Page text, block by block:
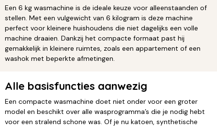
Een 6 kg wasmachine is de ideale keuze voor alleenstaanden of
stellen. Met een vulgewicht van 6 kilogram is deze machine
perfect voor kleinere huishoudens die niet dagelijks een volle
machine draaien. Dankzij het compacte formaat past hij
gemakkelijk in kleinere ruimtes, zoals een appartement of een
washok met beperkte afmetingen.
Alle basisfuncties aanwezig
Een compacte wasmachine doet niet onder voor een groter
model en beschikt over alle wasprogramma’s die je nodig hebt
voor een stralend schone was. Of je nu katoen, synthetische